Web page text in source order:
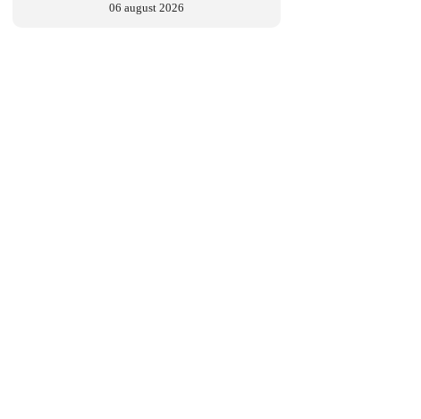
06 august 2026